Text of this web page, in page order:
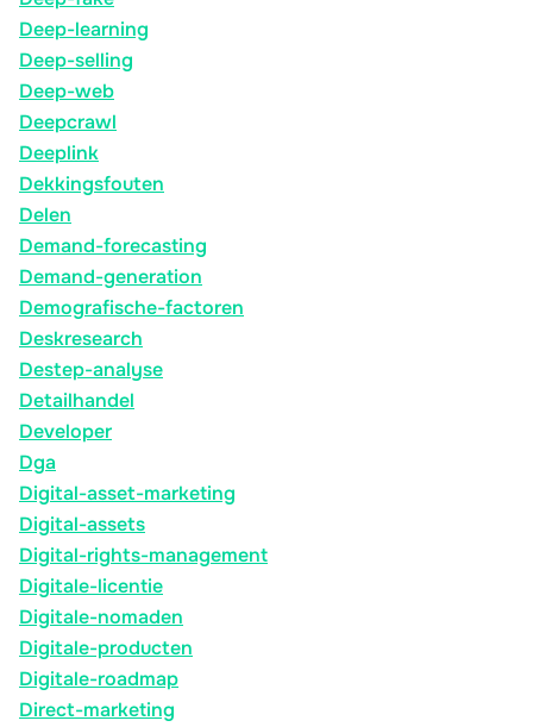
Deep-learning
Deep-selling
Deep-web
Deepcrawl
Deeplink
Dekkingsfouten
Delen
Demand-forecasting
Demand-generation
Demografische-factoren
Deskresearch
Destep-analyse
Detailhandel
Developer
Dga
Digital-asset-marketing
Digital-assets
Digital-rights-management
Digitale-licentie
Digitale-nomaden
Digitale-producten
Digitale-roadmap
Direct-marketing